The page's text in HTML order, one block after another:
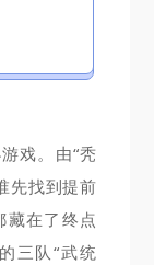
戏。由“秃
先找到提前
藏在了终点
三队“武统